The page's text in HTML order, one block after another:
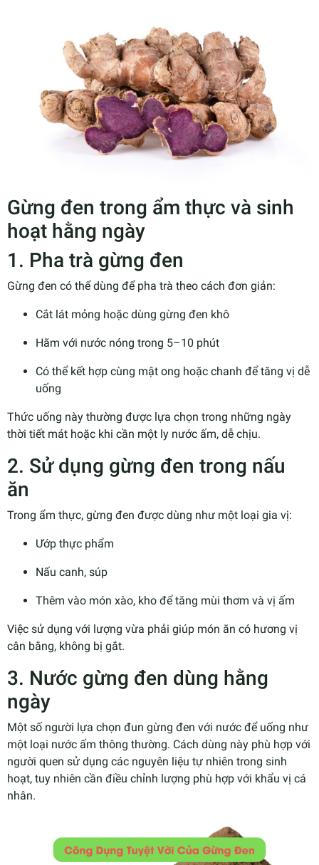
Gừng đen trong ẩm thực và sinh
hoạt hằng ngày
1. Pha trà gừng đen
Gừng đen có thể dùng để pha trà theo cách đơn giản:
Cắt lát mỏng hoặc dùng gừng đen khô
Hãm với nước nóng trong 5–10 phút
Có thể kết hợp cùng mật ong hoặc chanh để tăng vị dễ
uống
Thức uống này thường được lựa chọn trong những ngày
thời tiết mát hoặc khi cần một ly nước ấm, dễ chịu.
2. Sử dụng gừng đen trong nấu
ăn
Trong ẩm thực, gừng đen được dùng như một loại gia vị:
Ướp thực phẩm
Nấu canh, súp
Thêm vào món xào, kho để tăng mùi thơm và vị ấm
Việc sử dụng với lượng vừa phải giúp món ăn có hương vị
cân bằng, không bị gắt.
3. Nước gừng đen dùng hằng
ngày
Một số người lựa chọn đun gừng đen với nước để uống như
một loại nước ấm thông thường. Cách dùng này phù hợp với
người quen sử dụng các nguyên liệu tự nhiên trong sinh
hoạt, tuy nhiên cần điều chỉnh lượng phù hợp với khẩu vị cá
nhân.